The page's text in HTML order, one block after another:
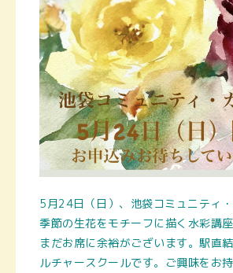
5月24日（日）、池袋コミュニティ・
季節の生花をモチーフに描く水彩講座
まだお席に余裕がございます。駅直
ルチャースクールです。ご興味をお